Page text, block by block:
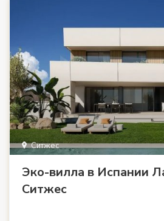
Ситжес
Эко-вилла в Испании
Ситжес